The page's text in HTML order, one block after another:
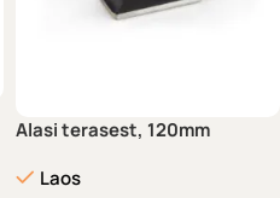
Alasi terasest, 120mm
Laos